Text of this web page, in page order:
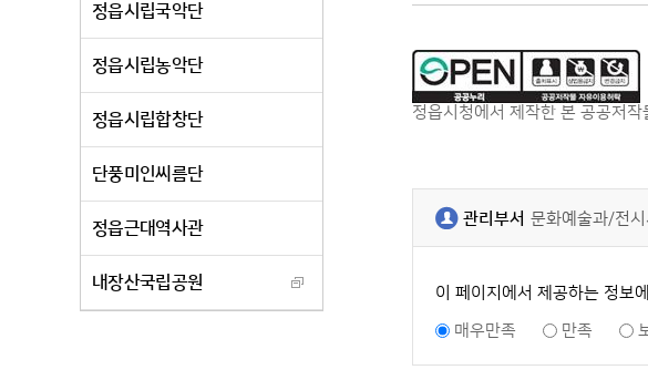
정읍시립국악단
정읍시립농악단
정읍시립합창단
단풍미인씨름단
정읍근대역사관
내장산국립공원
정읍시청에서 제작한 본 공공저
관리부서 문화예술과/전시
이 페이지에서 제공하는 정보
매우만족
만족